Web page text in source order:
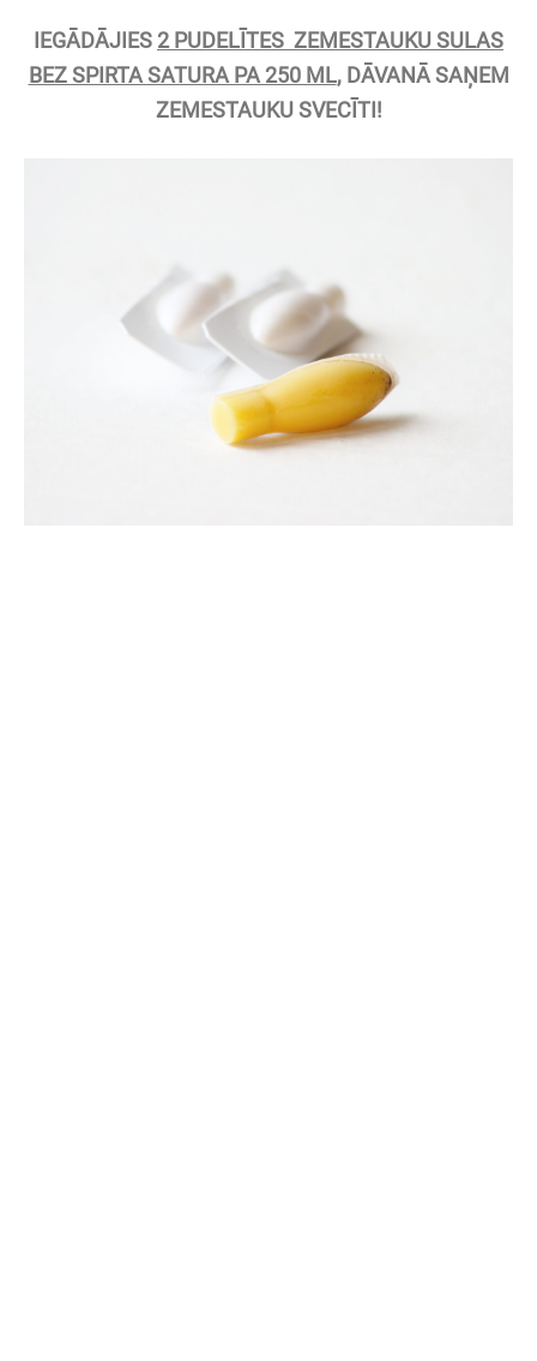
IEGĀDĀJIES 2 PUDELĪTES ZEMESTAUKU SULAS
BEZ SPIRTA SATURA PA 250 ML, DĀVANĀ SAŅEM
ZEMESTAUKU SVECĪTI!